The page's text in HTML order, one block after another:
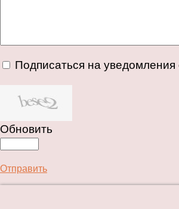
Подписаться на
Обновить
Отправить